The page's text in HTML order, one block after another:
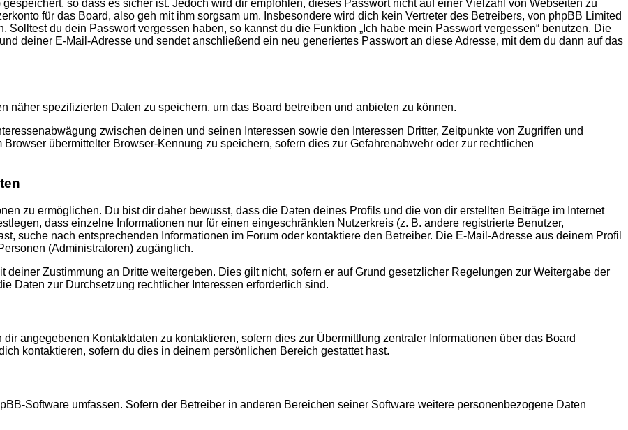
so dass es sicher ist. Jedoch wird dir empfohlen, dieses Passwort nicht auf einer Vielzahl von Webseiten zu
für das Board, also geh mit ihm sorgsam um. Insbesondere wird dich kein Vertreter des Betreibers, von phpBB Limited
du dein Passwort vergessen haben, so kannst du die Funktion „Ich habe mein Passwort vergessen“ benutzen. Die
deiner E-Mail-Adresse und sendet anschließend ein neu generiertes Passwort an diese Adresse, mit dem du dann auf das
näher spezifizierten Daten zu speichern, um das Board betreiben und anbieten zu können.
zwischen deinen und seinen Interessen sowie den Interessen Dritter, Zeitpunkte von Zugriffen und
übermittelter Browser-Kennung zu speichern, sofern dies zur Gefahrenabwehr oder zur rechtlichen
zu ermöglichen. Du bist dir daher bewusst, dass die Daten deines Profils und die von dir erstellten Beiträge im Internet
dass einzelne Informationen nur für einen eingeschränkten Nutzerkreis (z. B. andere registrierte Benutzer,
suche nach entsprechenden Informationen im Forum oder kontaktiere den Betreiber. Die E-Mail-Adresse aus deinem Profil
(Administratoren) zugänglich.
Zustimmung an Dritte weitergeben. Dies gilt nicht, sofern er auf Grund gesetzlicher Regelungen zur Weitergabe der
Daten zur Durchsetzung rechtlicher Interessen erforderlich sind.
angegebenen Kontaktdaten zu kontaktieren, sofern dies zur Übermittlung zentraler Informationen über das Board
kontaktieren, sofern du dies in deinem persönlichen Bereich gestattet hast.
Software umfassen. Sofern der Betreiber in anderen Bereichen seiner Software weitere personenbezogene Daten